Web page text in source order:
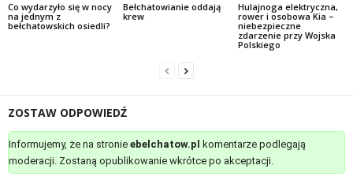
Co wydarzyło się w nocy
na jednym z
bełchatowskich osiedli?
Bełchatowianie oddają
krew
Hulajnoga elektryczna,
rower i osobowa Kia –
niebezpieczne
zdarzenie przy Wojska
Polskiego
ZOSTAW ODPOWIEDŹ
Informujemy, że na stronie ebelchatow.pl
komentarze podlegają
moderacji. Zostaną opublikowanie wkrótce po akceptacji.